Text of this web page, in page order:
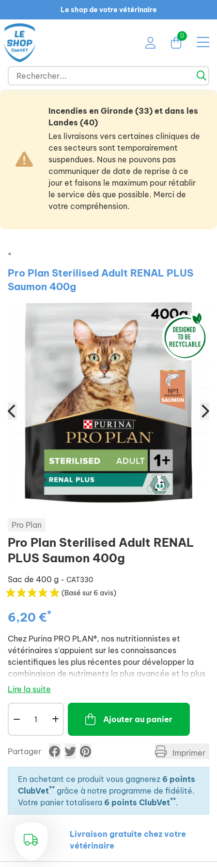
Le shop de votre vétérinaire
0
Incendies en Gironde (33) et dans les
Landes (40)
Les livraisons vers certaines cliniques de
ces secteurs sont temporairement
suspendues. Nous ne pouvons pas
communiquer de date de reprise à ce
jour et faisons le maximum pour rétablir
le service dès que possible. Merci de
votre compréhension.
<
Pro Plan Sterilised Adult RENAL PLUS
Saumon 400g
Pro Plan
Pro Plan Sterilised Adult RENAL
PLUS Saumon 400g
Sac de 400 g - CAT330
(Basé sur 6 avis)
6,20 €*
Chez Purina PRO PLAN®, nos nutritionnistes et
vétérinaires s'appuient sur les connaissances
scientifiques les plus récentes pour développer la
combinaison de nutriments la plus avancée et la plus
efficace pour votre animal. Nos formules aident à
digestibilité et une absorption élevée des nutriments,
afin de soutenir les défenses naturelles et la santé à
long terme de votre animal.
Lire la suite
Ajouter au panier
Partager Imprimer
En achetant ce produit vous gagnerez 6 points
ClubVet** grâce à notre programme de fidélité.
Votre panier totalisera 6 points ClubVet**.
Livraison gratuite chez votre
vétérinaire